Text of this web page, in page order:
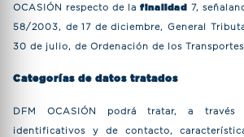
OCASIÓN respecto de lafinalidad 7,
58/2003, de 17 de diciembre, General
30 de julio, de Ordenación de los Transportes
Categorías de datos tratados
DFM OCASIÓN podrá tratar, a
identificativos y de contacto,